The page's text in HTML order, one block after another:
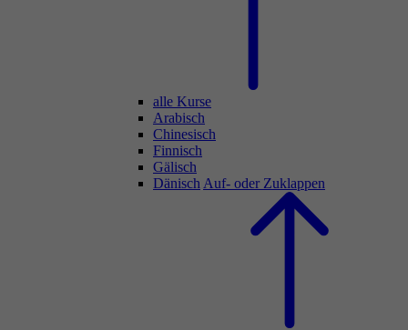
alle Kurse
Arabisch
Chinesisch
Finnisch
Gälisch
Dänisch Auf- oder Zuklappen